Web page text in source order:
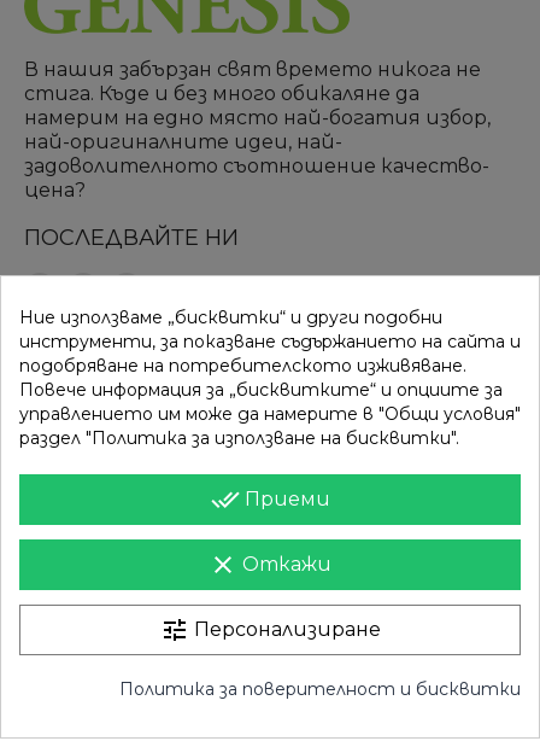
В нашия забързан свят времето никога не
стига. Къде и без много обикаляне да
намерим на едно място най-богатия избор,
най-оригиналните идеи, най-
задоволителното съотношение качество-
цена?
ПОСЛЕДВАЙТЕ НИ
ВРЪЗКИ
Вход
Моят профил
КАТЕГОРИИ
Разпродажба
Нови продукти
ИНФОРМАЦИЯ
Доставка
Поверителност
Контакти
Карта на сайта
Право на отказ
Ние използваме „бисквитки“ и други подобни
инструменти, за показване съдържанието на сайта и
подобряване на потребителското изживяване.
Повече информация за „бисквитките“ и опциите за
управлението им може да намерите в "Общи условия"
раздел "Политика за използване на бисквитки".
done_all Приеми
clear Откажи
tune Персонализиране
Политика за поверителност и бисквитки